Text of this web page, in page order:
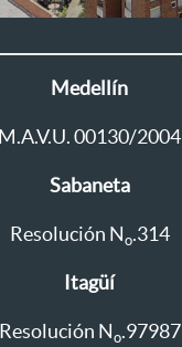
Medellín
M.A.V.U. 00130/2004
Sabaneta
Resolución N o.314
Itagüí
Resolución N o.97987